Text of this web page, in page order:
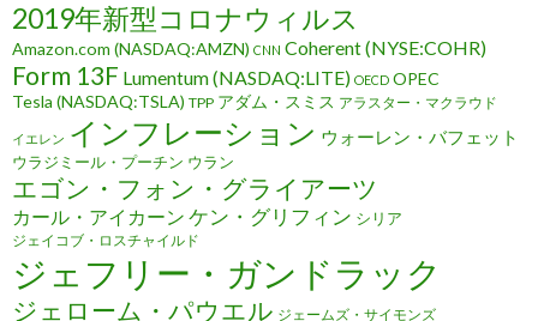
2019年新型コロナウィルス
Amazon.com (NASDAQ:AMZN) CNN Coherent (NYSE:COHR)
Form 13F Lumentum (NASDAQ:LITE) OECD OPEC
Tesla (NASDAQ:TSLA) TPP アダム・スミス アラスター・マクラウド
イエレン インフレーション ウォーレン・バフェット
ウラジミール・プーチン ウラン
エゴン・フォン・グライアーツ
カール・アイカーン ケン・グリフィン シリア
ジェイコブ・ロスチャイルド
ジェフリー・ガンドラック
ジェローム・パウエル ジェームズ・サイモンズ